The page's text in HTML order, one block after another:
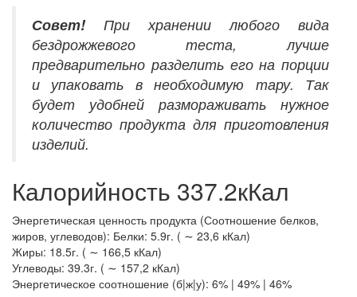
Совет!При хранении любого вида
бездрожжевого теста, лучше
предварительно разделить его на порции
и упаковать в необходимую тару. Так
будет удобней размораживать нужное
количество продукта для приготовления
изделий.
Калорийность 337.2кКал
Энергетическая ценность продукта (Соотношение белков,
жиров, углеводов): Белки: 5.9г. ( ∼ 23,6 кКал)
Жиры: 18.5г. ( ∼ 166,5 кКал)
Углеводы: 39.3г. ( ∼ 157,2 кКал)
Энергетическое соотношение (б|ж|у): 6% | 49% | 46%